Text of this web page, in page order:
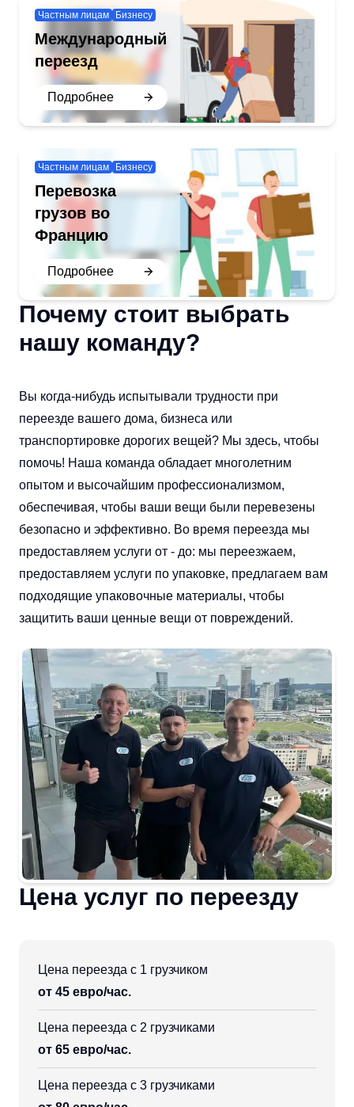
Частным лицам Бизнесу
Международный
переезд
Подробнее
Частным лицам Бизнесу
Перевозка
грузов во
Францию
Подробнее
Почему стоит выбрать
нашу команду?
Вы когда-нибудь испытывали трудности при
переезде вашего дома, бизнеса или
транспортировке дорогих вещей? Мы здесь, чтобы
помочь! Наша команда обладает многолетним
опытом и высочайшим профессионализмом,
обеспечивая, чтобы ваши вещи были перевезены
безопасно и эффективно. Во время переезда мы
предоставляем услуги от - до: мы переезжаем,
предоставляем услуги по упаковке, предлагаем вам
подходящие упаковочные материалы, чтобы
защитить ваши ценные вещи от повреждений.
Цена услуг по переезду
Цена переезда с 1 грузчиком
от 45 евро/час.
Цена переезда с 2 грузчиками
от 65 евро/час.
Цена переезда с 3 грузчиками